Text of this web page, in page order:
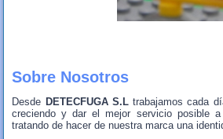
Sobre Nosotros
Desde DETECFUGA S.Ltrabajamos cada
creciendo y dar el mejor servicio posible a
tratando de hacer de nuestra marca una